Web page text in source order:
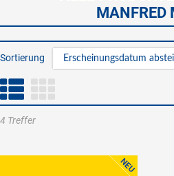
MANFRED
Sortierung Erscheinungsdatum
4 Treffer